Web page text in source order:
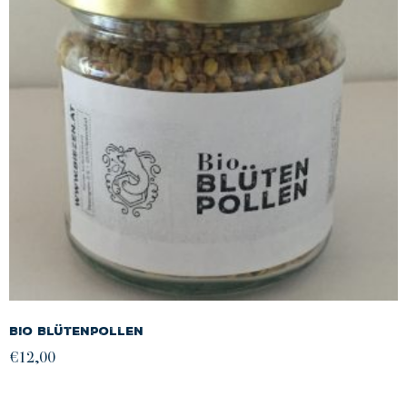
Bio Blütenpollen
€12,00